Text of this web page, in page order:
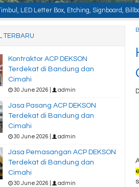
Box, Etching, Signboard, Billboard,
TERBARU
Kontraktor ACP DEKSON
Terdekat di Bandung dan
Cimahi
30 June 2026 | admin
Jasa Pasang ACP DEKSON
Terdekat di Bandung dan
Cimahi
30 June 2026 | admin
Jasa Pemasangan ACP DEKSON
Terdekat di Bandung dan
Cimahi
30 June 2026 | admin